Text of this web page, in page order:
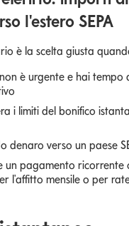
l'estero SEPA
è la scelta giusta
è urgente e hai tempo
i limiti del bonifico
denaro verso un paese
un pagamento ricorrente
l'affitto mensile o per